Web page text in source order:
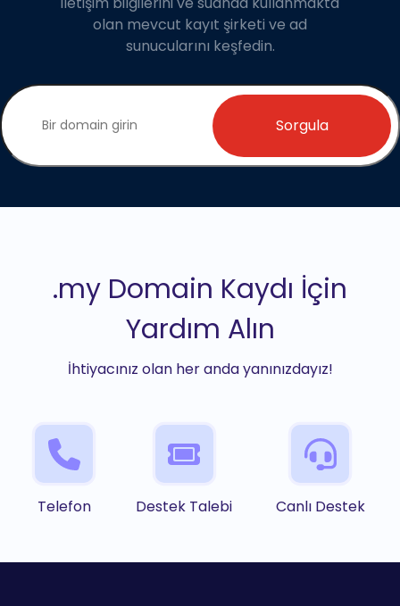
olan mevcut kayıt şirketi ve ad
sunucularını keşfedin.
Sorgula
.my Domain Kaydı İçin
Yardım Alın
İhtiyacınız olan her anda yanınızdayız!
Telefon Destek Talebi Canlı Destek